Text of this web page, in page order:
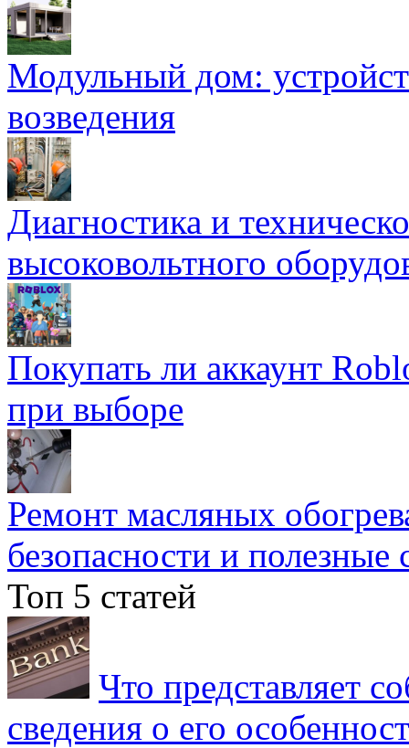
Модульный дом:
возведения
Диагностика и
высоковольтного
Покупать ли аккаунт
при выборе
Ремонт масляных
безопасности и полезные
Топ 5 статей
Что представляет
сведения о его